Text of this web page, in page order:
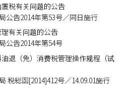
税有关问题的公告
公告2014年第53号／同日施行
有关问题的公告
公告2014年第54号
退（免）消费税管理操作规程（试
税総函[2014]412号／14.09.01施行